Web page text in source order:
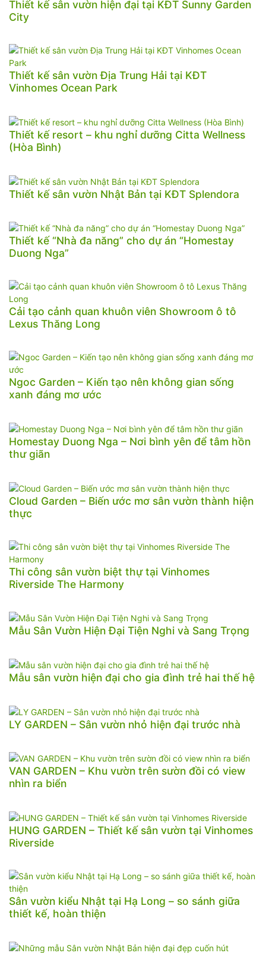
Thiết kế sân vườn hiện đại tại KĐT Sunny Garden
City
Thiết kế sân vườn Địa Trung Hải tại KĐT
Vinhomes Ocean Park
Thiết kế resort – khu nghỉ dưỡng Citta Wellness
(Hòa Bình)
Thiết kế sân vườn Nhật Bản tại KĐT Splendora
Thiết kế “Nhà đa năng” cho dự án “Homestay
Duong Nga”
Cải tạo cảnh quan khuôn viên Showroom ô tô
Lexus Thăng Long
Ngoc Garden – Kiến tạo nên không gian sống
xanh đáng mơ ước
Homestay Duong Nga – Nơi bình yên để tâm hồn
thư giãn
Cloud Garden – Biến ước mơ sân vườn thành hiện
thực
Thi công sân vườn biệt thự tại Vinhomes
Riverside The Harmony
Mẫu Sân Vườn Hiện Đại Tiện Nghi và Sang Trọng
Mẫu sân vườn hiện đại cho gia đình trẻ hai thế hệ
LY GARDEN – Sân vườn nhỏ hiện đại trước nhà
VAN GARDEN – Khu vườn trên sườn đồi có view
nhìn ra biển
HUNG GARDEN – Thiết kế sân vườn tại Vinhomes
Riverside
Sân vườn kiểu Nhật tại Hạ Long – so sánh giữa
thiết kế, hoàn thiện